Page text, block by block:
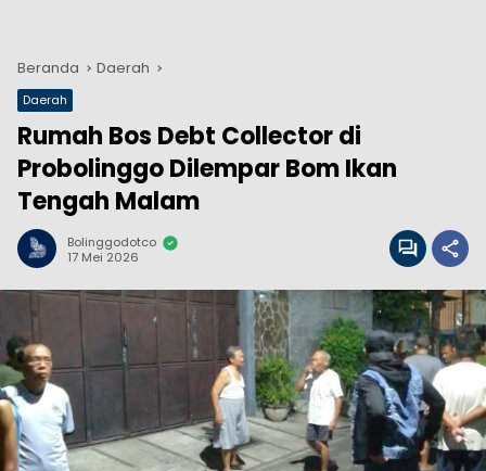
Beranda Daerah
Daerah
Rumah Bos Debt Collector di
Probolinggo Dilempar Bom Ikan
Tengah Malam
Bolinggodotco
17 Mei 2026